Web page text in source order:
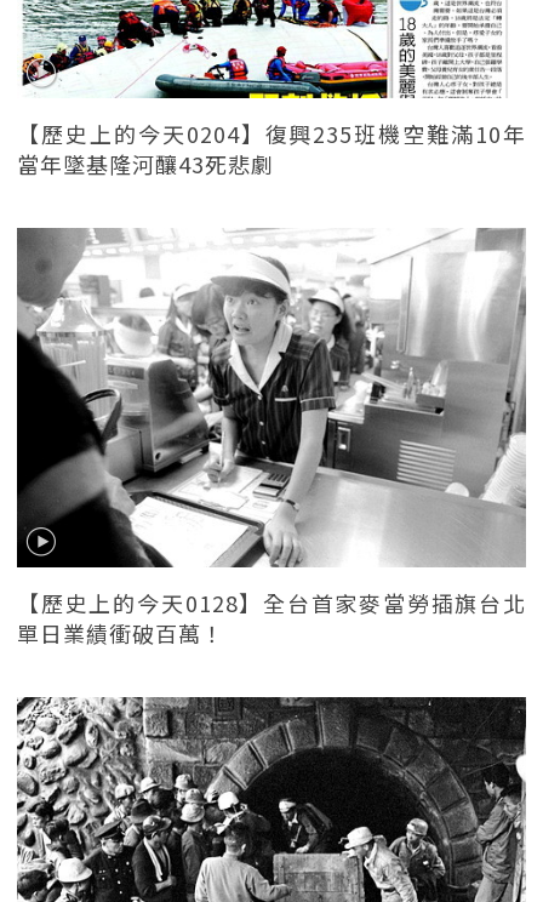
【歷史上的今天0204】復興235班機空難滿10年
當年墜基隆河釀43死悲劇
【歷史上的今天0128】全台首家麥當勞插旗台北
單日業績衝破百萬！